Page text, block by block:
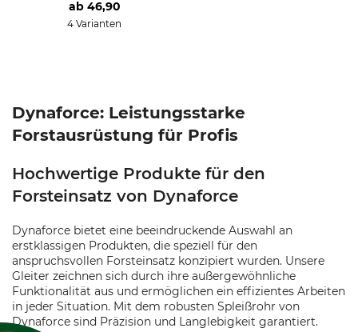
ab 46,90
4 Varianten
Dynaforce: Leistungsstarke
Forstausrüstung für Profis
Hochwertige Produkte für den
Forsteinsatz von Dynaforce
Dynaforce bietet eine beeindruckende Auswahl an
erstklassigen Produkten, die speziell für den
anspruchsvollen Forsteinsatz konzipiert wurden. Unsere
Gleiter zeichnen sich durch ihre außergewöhnliche
Funktionalität aus und ermöglichen ein effizientes Arbeiten
in jeder Situation. Mit dem robusten Spleißrohr von
Dynaforce sind Präzision und Langlebigkeit garantiert.